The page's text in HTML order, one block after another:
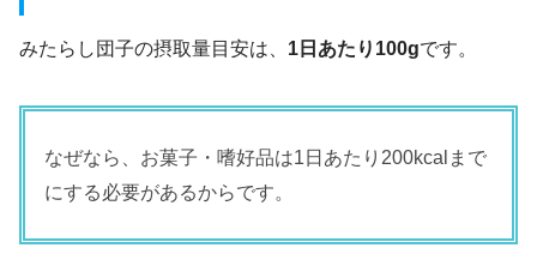
みたらし団子の摂取量目安は、 1日あたり100gです。
なぜなら、お菓子・嗜好品は1日あたり200kcalまで
にする必要があるからです。